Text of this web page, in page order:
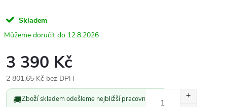
Skladem
12.8.2026
3 390 Kč
2 801,65 Kč bez DPH
Měrná
cena:
🚚Zboží skladem odešleme nejbližší pracovní den.